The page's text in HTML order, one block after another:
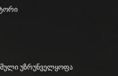
უზრუნველყოფა